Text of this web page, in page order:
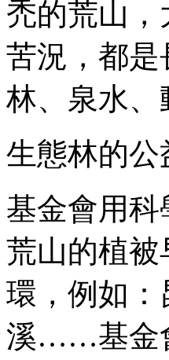
禿的荒山
苦況，都
林、泉水
生態林的公
基金會用
荒山的植
環，例如
溪……基金